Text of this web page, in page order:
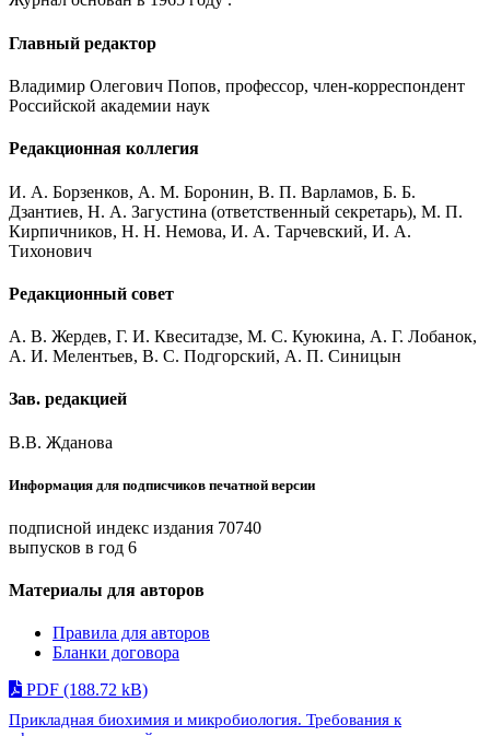
Главный редактор
Владимир Олегович Попов, профессор, член-корреспондент
Российской академии наук
Редакционная коллегия
И. А. Борзенков, А. М. Боронин, В. П. Варламов, Б. Б.
Дзантиев, Н. А. Загустина (ответственный секретарь), М. П.
Кирпичников, Н. Н. Немова, И. А. Тарчевский, И. А.
Тихонович
Редакционный совет
А. В. Жердев, Г. И. Квеситадзе, М. С. Куюкина, А. Г. Лобанок,
А. И. Мелентьев, В. С. Подгорский, А. П. Синицын
Зав. редакцией
В.В. Жданова
Информация для подписчиков печатной версии
подписной индекс издания 70740
выпусков в год 6
Материалы для авторов
Правила для авторов
Бланки договора
PDF (188.72 kB)
Прикладная биохимия и микробиология. Требования к